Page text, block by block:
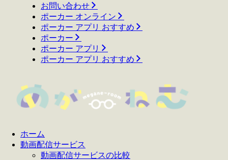
お問い合わせ
ポーカー オンライン
ポーカー アプリ おすすめ
ポーカー
ポーカー アプリ
ポーカー アプリ おすすめ
ホーム
動画配信サービス
動画配信サービスの比較